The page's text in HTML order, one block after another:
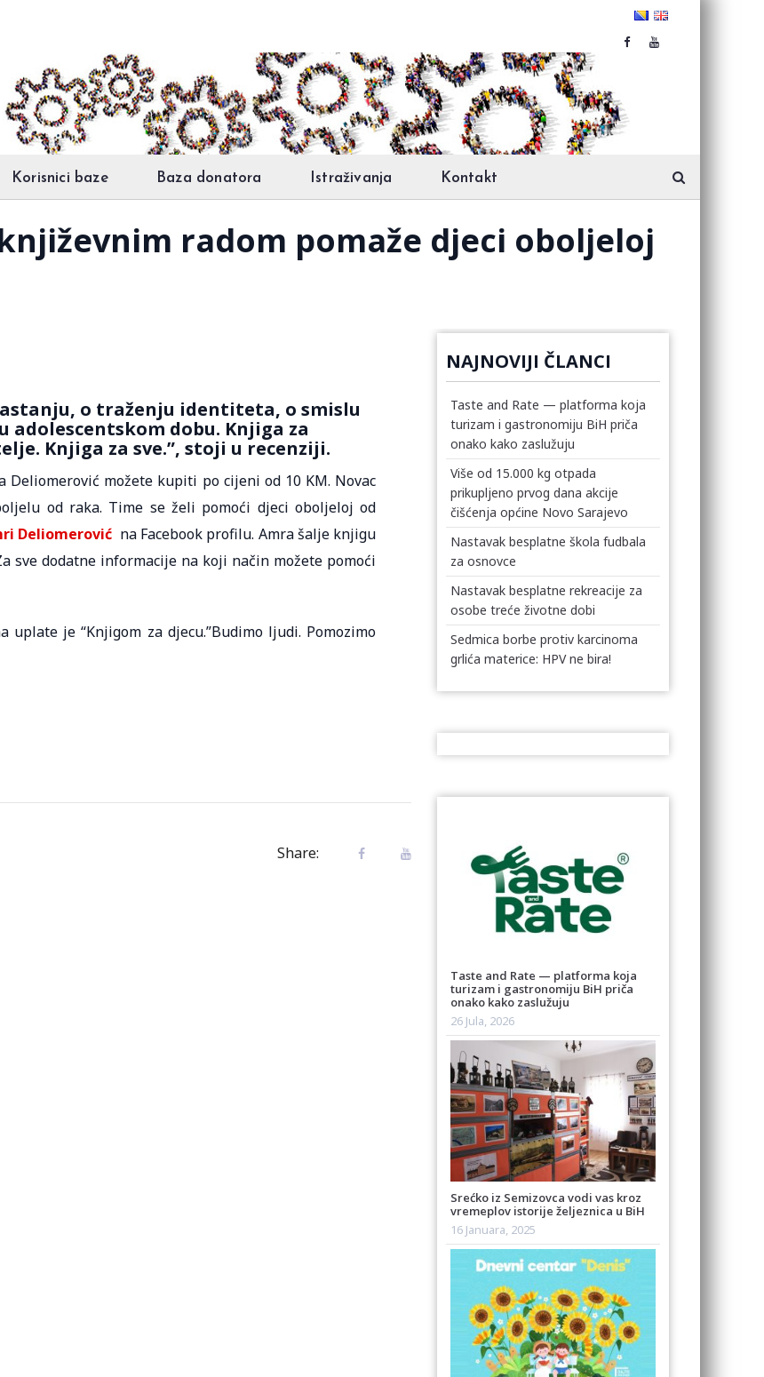
Korisnici baze Baza donatora Istraživanja Kontakt
radom pomaže djeci oboljeloj
o traženju identiteta, o smislu
dobu. Knjiga za
Knjiga za sve.”, stoji u recenziji.
Deliomerović možete kupiti po cijeni od 10 KM. Novac
od raka. Time se želi pomoći djeci oboljeloj od
Deliomerović na Facebook profilu. Amra šalje knjigu
sve dodatne informacije na koji način možete pomoći
uplate je “Knjigom za djecu.”Budimo ljudi. Pomozimo
Share:
NAJNOVIJI ČLANCI
Taste and Rate — platforma koja
turizam i gastronomiju BiH priča
onako kako zaslužuju
Više od 15.000 kg otpada
prikupljeno prvog dana akcije
čišćenja općine Novo Sarajevo
Nastavak besplatne škola fudbala
za osnovce
Nastavak besplatne rekreacije za
osobe treće životne dobi
Sedmica borbe protiv karcinoma
grlića materice: HPV ne bira!
Taste and Rate — platforma koja
turizam i gastronomiju BiH priča
onako kako zaslužuju
26 Jula, 2026
Srećko iz Semizovca vodi vas kroz
vremeplov istorije željeznica u BiH
16 Januara, 2025